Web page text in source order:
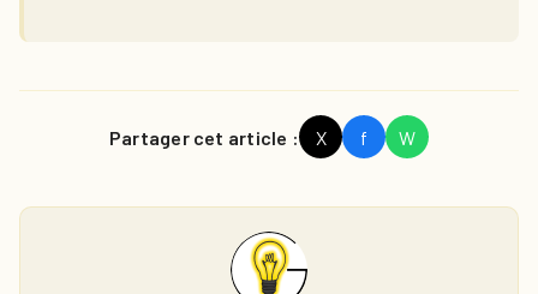
Partager cet article : X f W